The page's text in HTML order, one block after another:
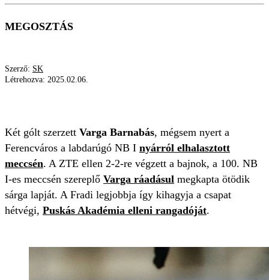
MEGOSZTÁS
Szerző: SK
Létrehozva: 2025.02.06.
Két gólt szerzett Varga Barnabás, mégsem nyert a
Ferencváros a labdarúgó NB I nyárról elhalasztott
meccsén. A ZTE ellen 2-2-re végzett a bajnok, a 100. NB
I-es meccsén szereplő Varga ráadásul megkapta ötödik
sárga lapját. A Fradi legjobbja így kihagyja a csapat
hétvégi, Puskás Akadémia elleni rangadóját.